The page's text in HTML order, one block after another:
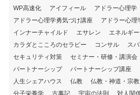
WP高速化
アイフィール
アドラー心理学
アドラー心理学勇気づけ講座
アドラー心理
インナーチャイルド
エサレン
エネルギ
カラダとこころのセラピー
コンサル ス
セキュリティ対策
セミナー・研修・講演会
パートナーシップ
パートナーシップ講座
人生シェアハウス
仏教 仏教・神道・宗教
分子栄養学
古事記 宇宙の法則 対人関